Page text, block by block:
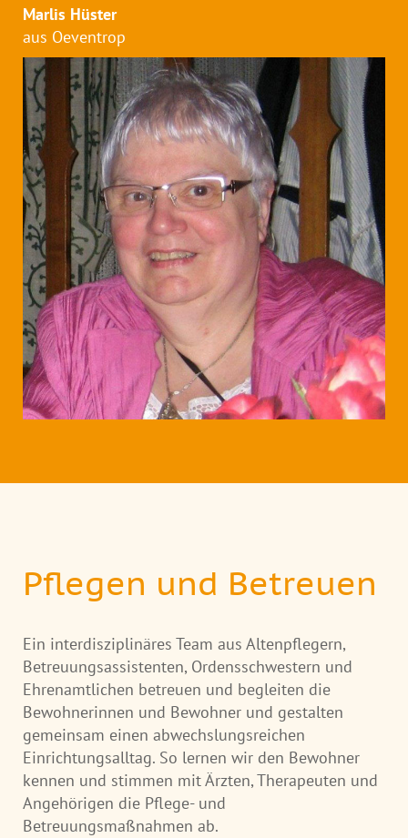
Marlis Hüster
aus Oeventrop
Pflegen und Betreuen
Ein interdisziplinäres Team aus Altenpflegern,
Betreuungsassistenten, Ordensschwestern und
Ehrenamtlichen betreuen und begleiten die
Bewohnerinnen und Bewohner und gestalten
gemeinsam einen abwechslungsreichen
Einrichtungsalltag. So lernen wir den Bewohner
kennen und stimmen mit Ärzten, Therapeuten und
Angehörigen die Pflege- und
Betreuungsmaßnahmen ab.